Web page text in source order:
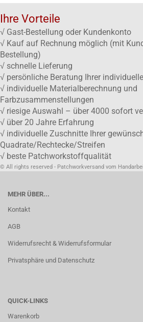
Ihre Vorteile
√ Gast-Bestellung oder Kundenkonto
√ Kauf auf Rechnung möglich (mit
Bestellung)
√ schnelle Lieferung
√ persönliche Beratung Ihrer
√ individuelle Materialberechnung und
Farbzusammenstellungen
√ riesige Auswahl – über 4000 sofort
√ über 20 Jahre Erfahrung
√ individuelle Zuschnitte Ihrer
Quadrate/Rechtecke/Streifen
√ beste Patchworkstoffqualität
© All rights reserved - Patchworkversand vom
MEHR ÜBER...
Kontakt
AGB
Widerrufsrecht & Widerrufsformular
Privatsphäre und Datenschutz
QUICK-LINKS
Warenkorb